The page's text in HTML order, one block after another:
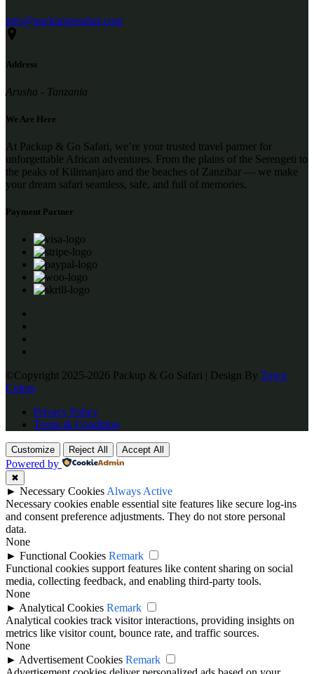
info@packupgosafari.com
Address
Arusha - Tanzania
We Are Here
At Packup & Go Safari, we’re your trusted travel partner for
unforgettable African adventures. From the plains of the Serengeti to
the peaks of Kilimanjaro and the beaches of Zanzibar — we make
your dream safari seamless, safe, and full of memories.
Payment Partner
©Copyright 2025-2026 Packup & Go Safari | Design By Town
Colors
Privacy Policy
Terms & Condition
Customize Reject All Accept All
Powered by
✖
► Necessary Cookies Always Active
Necessary cookies enable essential site features like secure log-ins
and consent preference adjustments. They do not store personal
data.
None
► Functional Cookies Remark
Functional cookies support features like content sharing on social
media, collecting feedback, and enabling third-party tools.
None
► Analytical Cookies Remark
Analytical cookies track visitor interactions, providing insights on
metrics like visitor count, bounce rate, and traffic sources.
None
► Advertisement Cookies Remark